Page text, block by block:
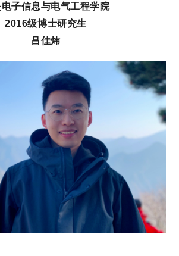
子信息与电气工程学院
2016级博士研究生
吕佳炜